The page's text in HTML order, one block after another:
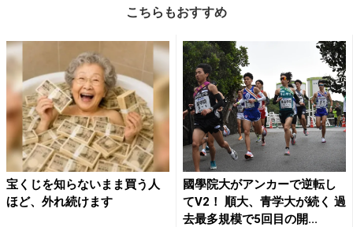
こちらもおすすめ
宝くじを知らないまま買う人
ほど、外れ続けます
國學院大がアンカーで逆転し
てV2！ 順大、青学大が続く 過
去最多規模で5回目の開...